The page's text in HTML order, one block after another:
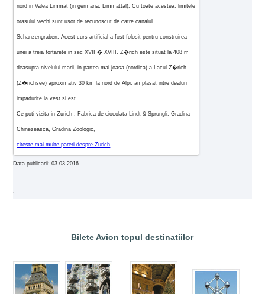
nord in Valea Limmat (in germana: Limmattal). Cu toate acestea, limitele
orasului vechi sunt usor de recunoscut de catre canalul
Schanzengraben. Acest curs artificial a fost folosit pentru construirea
unei a treia fortarete in sec XVII � XVIII. Z�rich este situat la 408 m
deasupra nivelului marii, in partea mai joasa (nordica) a Lacul Z�rich
(Z�richsee) aproximativ 30 km la nord de Alpi, amplasat intre dealuri
impadurite la vest si est.
Ce poti vizita in Zurich : Fabrica de ciocolata Lindt & Sprungli, Gradina
Chinezeasca, Gradina Zoologic,
citeste mai multe pareri despre Zurich
Data publicarii: 03-03-2016
.
Bilete Avion topul destinatiilor